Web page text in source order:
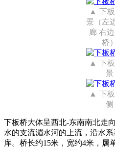
下
景（左
廊 右
桥）
下
景
下
侧
下板桥大体呈西北-东南南北走
水的支流湄水河的上流，沿水
库。桥长约15米，宽约4米，属